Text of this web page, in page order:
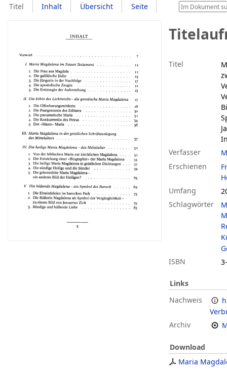
Titel Inhalt Übersicht Seite
Titel
Verfasser
Erschienen
Umfang
Schlagwörter
ISBN
Links
Nachweis
Archiv
Download
Maria